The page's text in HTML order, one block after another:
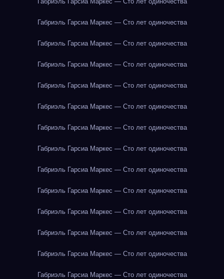
Габриэль Гарсиа Маркес — Сто лет одиночества
Габриэль Гарсиа Маркес — Сто лет одиночества
Габриэль Гарсиа Маркес — Сто лет одиночества
Габриэль Гарсиа Маркес — Сто лет одиночества
Габриэль Гарсиа Маркес — Сто лет одиночества
Габриэль Гарсиа Маркес — Сто лет одиночества
Габриэль Гарсиа Маркес — Сто лет одиночества
Габриэль Гарсиа Маркес — Сто лет одиночества
Габриэль Гарсиа Маркес — Сто лет одиночества
Габриэль Гарсиа Маркес — Сто лет одиночества
Габриэль Гарсиа Маркес — Сто лет одиночества
Габриэль Гарсиа Маркес — Сто лет одиночества
Габриэль Гарсиа Маркес — Сто лет одиночества